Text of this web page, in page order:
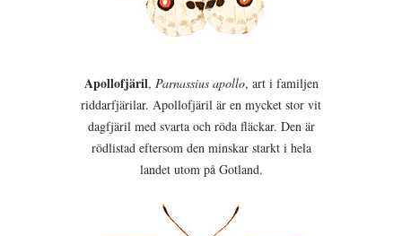
Apollofjäril, Parnassius apollo, art i familjen
riddarfjärilar. Apollofjäril är en mycket stor vit
dagfjäril med svarta och röda fläckar. Den är
rödlistad eftersom den minskar starkt i hela
landet utom på Gotland.